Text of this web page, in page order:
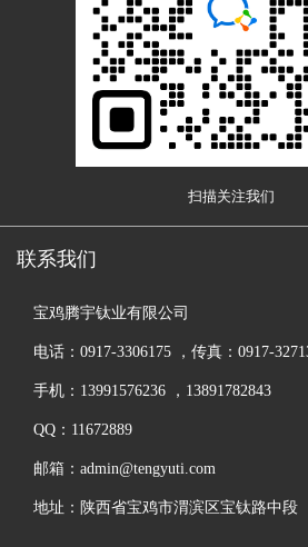
扫描关注我们
联系我们
宝鸡腾宇钛业有限公司
电话：0917-3306175 ，传真：0917-
手机：13991576236 ，13891782843
QQ：11672889
邮箱：admin@tengyuti.com
地址：陕西省宝鸡市渭滨区宝钛路中段